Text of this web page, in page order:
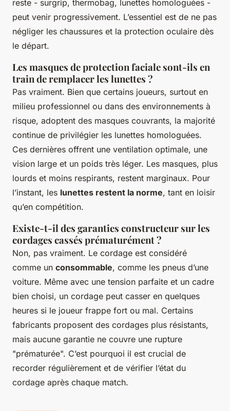
reste - surgrip, thermobag, lunettes homologuées -
peut venir progressivement. L’essentiel est de ne pas
négliger les chaussures et la protection oculaire dès
le départ.
Les masques de protection faciale sont-ils en
train de remplacer les lunettes ?
Pas vraiment. Bien que certains joueurs, surtout en
milieu professionnel ou dans des environnements à
risque, adoptent des masques couvrants, la majorité
continue de privilégier les lunettes homologuées.
Ces dernières offrent une ventilation optimale, une
vision large et un poids très léger. Les masques, plus
lourds et moins respirants, restent marginaux. Pour
l’instant, les lunettes restent la norme, tant en loisir
qu’en compétition.
Existe-t-il des garanties constructeur sur les
cordages cassés prématurément ?
Non, pas vraiment. Le cordage est considéré
comme un consommable, comme les pneus d’une
voiture. Même avec une tension parfaite et un cadre
bien choisi, un cordage peut casser en quelques
heures si le joueur frappe fort ou mal. Certains
fabricants proposent des cordages plus résistants,
mais aucune garantie ne couvre une rupture
"prématurée". C’est pourquoi il est crucial de
recorder régulièrement et de vérifier l’état du
cordage après chaque match.